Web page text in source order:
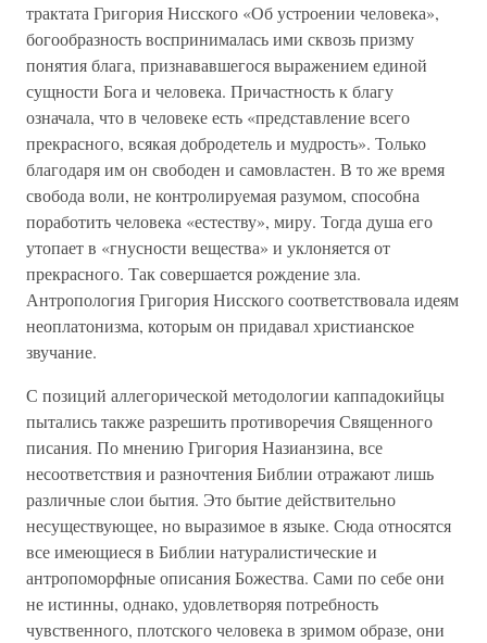
трактата Григория Нисского «Об устроении человека»,
богообразность воспринималась ими сквозь призму
понятия блага, признававшегося выражением единой
сущности Бога и человека. Причастность к благу
означала, что в человеке есть «представление всего
прекрасного, всякая добродетель и мудрость». Только
благодаря им он свободен и самовластен. В то же время
свобода воли, не контролируемая разумом, способна
поработить человека «естеству», миру. Тогда душа его
утопает в «гнусности вещества» и уклоняется от
прекрасного. Так совершается рождение зла.
Антропология Григория Нисского соответствовала идеям
неоплатонизма, которым он придавал христианское
звучание.
С позиций аллегорической методологии каппадокийцы
пытались также разрешить противоречия Священного
писания. По мнению Григория Назианзина, все
несоответствия и разночтения Библии отражают лишь
различные слои бытия. Это бытие действительно
несуществующее, но выразимое в языке. Сюда относятся
все имеющиеся в Библии натуралистические и
антропоморфные описания Божества. Сами по себе они
не истинны, однако, удовлетворяя потребность
чувственного, плотского человека в зримом образе, они